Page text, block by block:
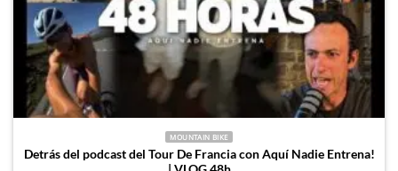
MOUNTAIN BIKE
Detrás del podcast del Tour De Francia con Aquí Nadie Entrena!